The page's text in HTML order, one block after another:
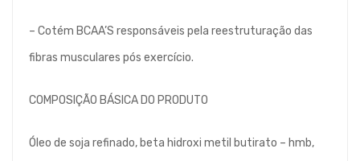
– Cotém BCAA’S responsáveis pela reestruturação das
fibras musculares pós exercício.
COMPOSIÇÃO BÁSICA DO PRODUTO
Óleo de soja refinado, beta hidroxi metil butirato – hmb,